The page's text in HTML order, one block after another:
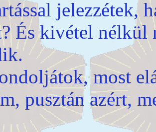
jelezzétek,
És kivétel nélkül
most
pusztán azért,